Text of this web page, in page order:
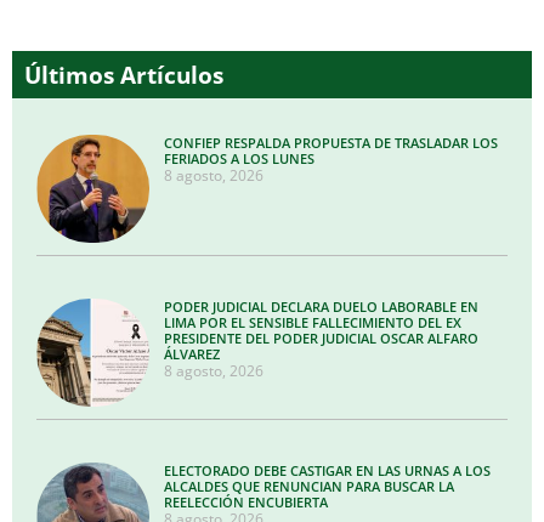
Últimos Artículos
CONFIEP RESPALDA PROPUESTA DE TRASLADAR LOS
FERIADOS A LOS LUNES
8 agosto, 2026
PODER JUDICIAL DECLARA DUELO LABORABLE EN
LIMA POR EL SENSIBLE FALLECIMIENTO DEL EX
PRESIDENTE DEL PODER JUDICIAL OSCAR ALFARO
ÁLVAREZ
8 agosto, 2026
ELECTORADO DEBE CASTIGAR EN LAS URNAS A LOS
ALCALDES QUE RENUNCIAN PARA BUSCAR LA
REELECCIÓN ENCUBIERTA